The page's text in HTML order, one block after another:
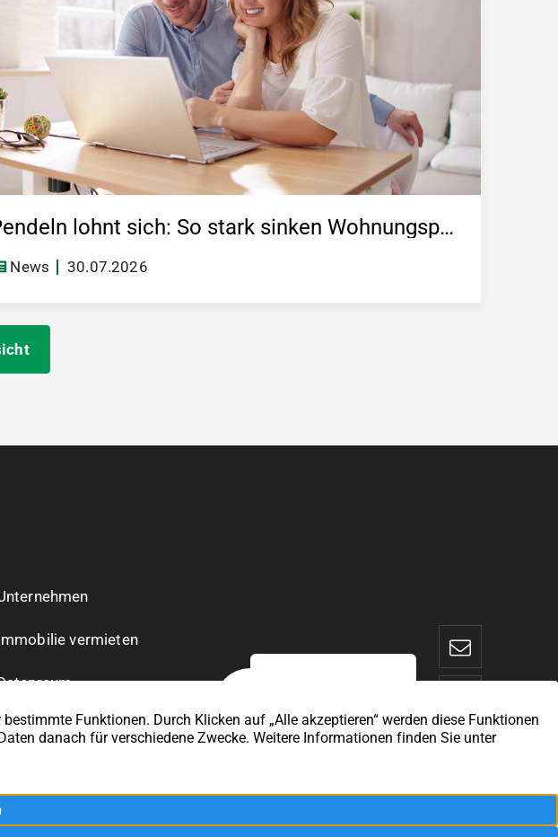
Pendeln lohnt sich: So stark sinken Wohnungspreise im Umland
News 30.07.2026
vermieten
57 Kundenstimmen